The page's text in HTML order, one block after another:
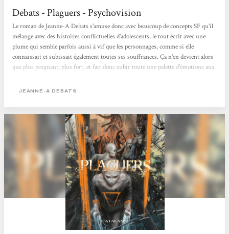
Debats - Plaguers - Psychovision
Le roman de Jeanne-A Debats s'amuse donc avec beaucoup de concepts SF qu'il
mélange avec des histoires conflictuelles d'adolescents, le tout écrit avec une
plume qui semble parfois aussi à vif que les personnages, comme si elle
connaissait et subissait également toutes ses souffrances. Ça n'en devient alors
que plus poignant, plus fort, et fait donc subir toute une palette d'émotions aux
Jeanne-A débats livre donc là un roman surprenant et dont il est difficile de
JEANNE-A DEBATS